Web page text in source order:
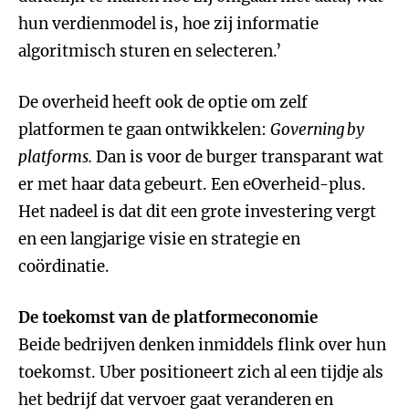
hun verdienmodel is, hoe zij informatie
algoritmisch sturen en selecteren.’
De overheid heeft ook de optie om zelf
platformen te gaan ontwikkelen: Governing by
platforms. Dan is voor de burger transparant wat
er met haar data gebeurt. Een eOverheid-plus.
Het nadeel is dat dit een grote investering vergt
en een langjarige visie en strategie en
coördinatie.
De toekomst van de platformeconomie
Beide bedrijven denken inmiddels flink over hun
toekomst. Uber positioneert zich al een tijdje als
het bedrijf dat vervoer gaat veranderen en